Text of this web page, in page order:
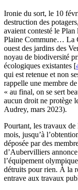
Ironie du sort, le 10
destruction des
avaient contesté le
Plaine Commune… La
ouest des jardins des
noyau de biodiversité
écologiques existantes [
qui est retenue et non
rappelle une membre
« au final, on se sert
aucun droit ne protège
Audrey, mars 2023).
Pourtant, les travaux
mois, jusqu’à
déposée par des
d’Aubervilliers
l’équipement
détruits pour rien. À la
entrave aux travaux